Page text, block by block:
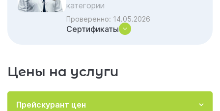
категории
Проверенно: 14.05.2026
Сертификаты
Цены на услуги
Прейскурант цен